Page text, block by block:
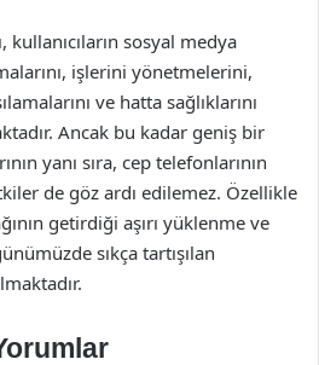
sosyal medya
işlerini yönetmelerini,
ve hatta sağlıklarını
Ancak bu kadar geniş bir
yanı sıra, cep telefonlarının
de göz ardı edilemez. Özellikle
getirdiği aşırı yüklenme ve
sıkça tartışılan